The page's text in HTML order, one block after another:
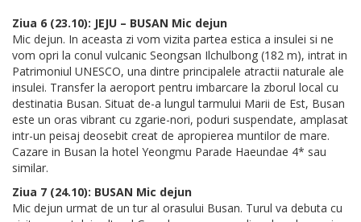
Ziua 6 (23.10): JEJU – BUSAN Mic dejun
Mic dejun. In aceasta zi vom vizita partea estica a insulei si ne
vom opri la conul vulcanic Seongsan Ilchulbong (182 m), intrat in
Patrimoniul UNESCO, una dintre principalele atractii naturale ale
insulei. Transfer la aeroport pentru imbarcare la zborul local cu
destinatia Busan. Situat de-a lungul tarmului Marii de Est, Busan
este un oras vibrant cu zgarie-nori, poduri suspendate, amplasat
intr-un peisaj deosebit creat de apropierea muntilor de mare.
Cazare in Busan la hotel Yeongmu Parade Haeundae 4* sau
similar.
Ziua 7 (24.10): BUSAN Mic dejun
Mic dejun urmat de un tur al orasului Busan. Turul va debuta cu